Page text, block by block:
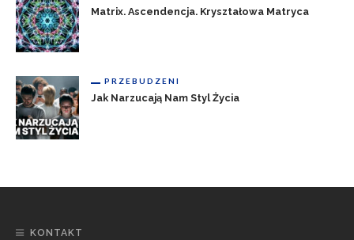
Matrix. Ascendencja. Kryształowa Matryca
PRZEBUDZENI
Jak Narzucają Nam Styl Życia
KONTAKT